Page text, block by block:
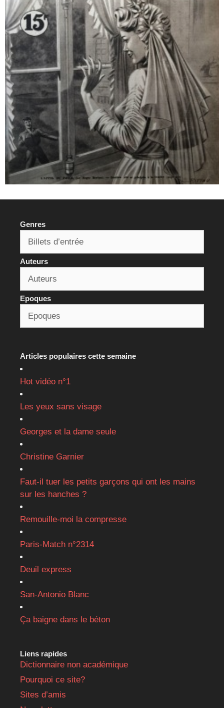
Genres
Auteurs
Epoques
Articles populaires cette semaine
Hot vidéo n°1
Les yeux sans visage
Georges et la dame seule
Christine Garnier
Faut-il tuer les petits garçons qui ont les mains
sur les hanches ?
Remouille-moi la compresse
Paris-Match n°2314
Deuil express
San-Antonio Blanc
Ça baigne dans le béton
Liens rapides
Dictionnaire non académique
Pourquoi ce site?
Sites d’amis